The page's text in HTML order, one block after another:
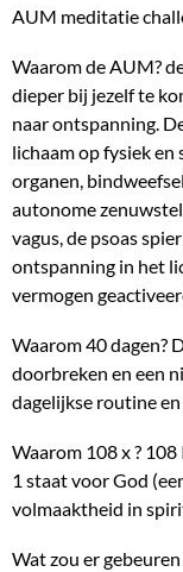
AUM meditatie
Waarom de AUM?
dieper bij jezelf te
naar ontspanning.
lichaam op fysiek
organen,
autonome
vagus, de psoas
ontspanning in het
vermogen
Waarom 40 dagen?
doorbreken en een
dagelijkse routine
Waarom 108 x ?
1 staat voor God
volmaaktheid in
Wat zou er